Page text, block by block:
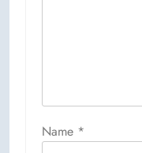
Name *